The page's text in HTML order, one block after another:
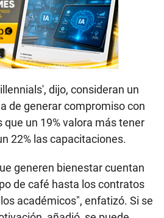
dijo, consideran un
de generar compromiso con
un 19% valora más tener
22% las capacitaciones.
generen bienestar cuentan
de café hasta los contratos
académicos", enfatizó. Si se